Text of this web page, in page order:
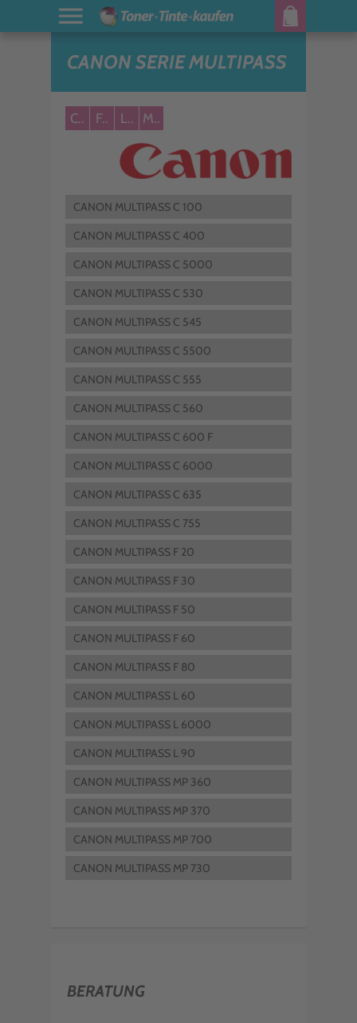
CANON SERIE MULTIPASS
C.. F.. L.. M..
CANON MULTIPASS C 100
CANON MULTIPASS C 400
CANON MULTIPASS C 5000
CANON MULTIPASS C 530
CANON MULTIPASS C 545
CANON MULTIPASS C 5500
CANON MULTIPASS C 555
CANON MULTIPASS C 560
CANON MULTIPASS C 600 F
CANON MULTIPASS C 6000
CANON MULTIPASS C 635
CANON MULTIPASS C 755
CANON MULTIPASS F 20
CANON MULTIPASS F 30
CANON MULTIPASS F 50
CANON MULTIPASS F 60
CANON MULTIPASS F 80
CANON MULTIPASS L 60
CANON MULTIPASS L 6000
CANON MULTIPASS L 90
CANON MULTIPASS MP 360
CANON MULTIPASS MP 370
CANON MULTIPASS MP 700
CANON MULTIPASS MP 730
BERATUNG